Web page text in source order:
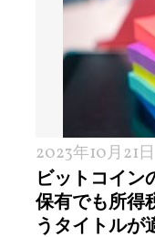
2023年10月21日
ビットコイン
保有でも所得
うタイトルが